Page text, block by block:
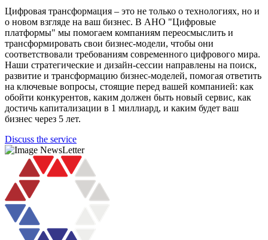
Цифровая трансформация – это не только о технологиях, но и
о новом взгляде на ваш бизнес. В АНО "Цифровые
платформы" мы помогаем компаниям переосмыслить и
трансформировать свои бизнес-модели, чтобы они
соответствовали требованиям современного цифрового мира.
Наши стратегические и дизайн-сессии направлены на поиск,
развитие и трансформацию бизнес-моделей, помогая ответить
на ключевые вопросы, стоящие перед вашей компанией: как
обойти конкурентов, каким должен быть новый сервис, как
достичь капитализации в 1 миллиард, и каким будет ваш
бизнес через 5 лет.
Discuss the service